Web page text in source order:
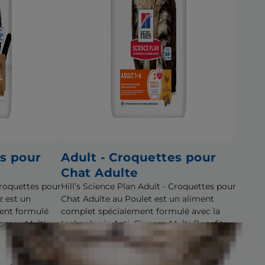
pour
pour
est un
formulé
Multi-
Adult - Croquettes pour
Chat Adulte
Hill’s Science Plan Adult - Croquettes pour
Chat Adulte au Poulet est un aliment
complet spécialement formulé avec la
technologie ActivBiome+ Multi-Benefit.
Cet aliment est spécialement formulé